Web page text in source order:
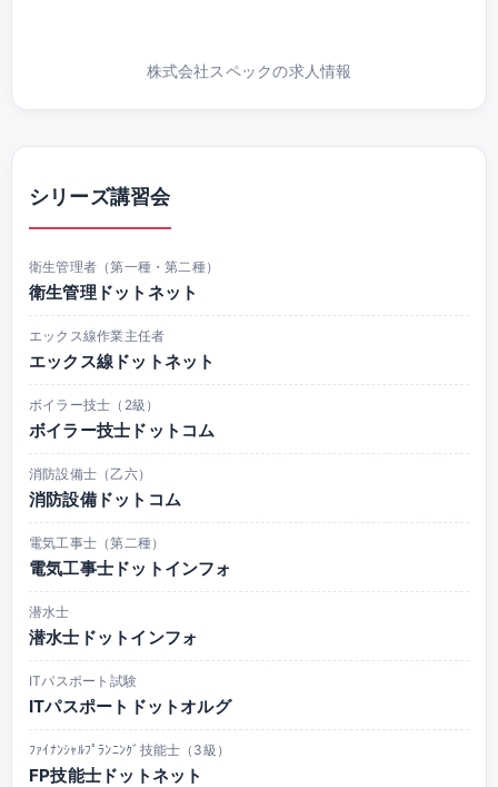
株式会社スペックの求人情報
シリーズ講習会
衛生管理者（第一種・第二種）
衛生管理ドットネット
エックス線作業主任者
エックス線ドットネット
ボイラー技士（2級）
ボイラー技士ドットコム
消防設備士（乙六）
消防設備ドットコム
電気工事士（第二種）
電気工事士ドットインフォ
潜水士
潜水士ドットインフォ
ITパスポート試験
ITパスポートドットオルグ
ﾌｧｲﾅﾝｼｬﾙﾌﾟﾗﾝﾆﾝｸﾞ技能士（3級）
FP技能士ドットネット